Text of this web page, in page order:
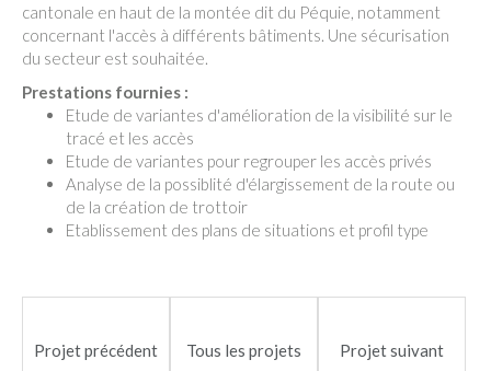
cantonale en haut de la montée dit du Péquie, notamment
concernant l'accès à différents bâtiments. Une sécurisation
du secteur est souhaitée.
Prestations fournies :
Etude de variantes d'amélioration de la visibilité sur le
tracé et les accès
Etude de variantes pour regrouper les accès privés
Analyse de la possiblité d'élargissement de la route ou
de la création de trottoir
Etablissement des plans de situations et profil type
Projet précédent Tous les projets Projet suivant